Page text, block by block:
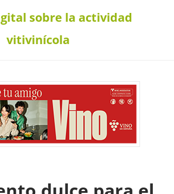
sobre la actividad
vitivinícola